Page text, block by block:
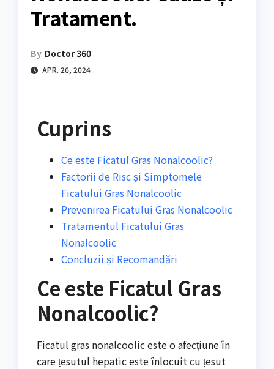
Tratament.
By Doctor 360
APR. 26, 2024
Cuprins
Ce este Ficatul Gras Nonalcoolic?
Factorii de Risc și Simptomele
Ficatului Gras Nonalcoolic
Prevenirea Ficatului Gras Nonalcoolic
Tratamentul Ficatului Gras
Nonalcoolic
Concluzii și Recomandări
Ce este Ficatul Gras
Nonalcoolic?
Ficatul gras nonalcoolic este o afecțiune în
care țesutul hepatic este înlocuit cu țesut